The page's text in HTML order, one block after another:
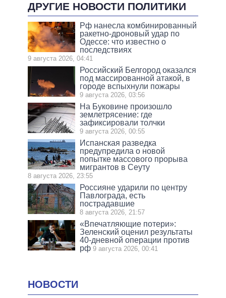
ДРУГИЕ НОВОСТИ ПОЛИТИКИ
Рф нанесла комбинированный
ракетно-дроновый удар по
Одессе: что известно о
последствиях
9 августа 2026, 04:41
Российский Белгород оказался
под массированной атакой, в
городе вспыхнули пожары
9 августа 2026, 03:56
На Буковине произошло
землетрясение: где
зафиксировали толчки
9 августа 2026, 00:55
Испанская разведка
предупредила о новой
попытке массового прорыва
мигрантов в Сеуту
8 августа 2026, 23:55
Россияне ударили по центру
Павлограда, есть
пострадавшие
8 августа 2026, 21:57
«Впечатляющие потери»:
Зеленский оценил результаты
40-дневной операции против
рф 9 августа 2026, 00:41
НОВОСТИ